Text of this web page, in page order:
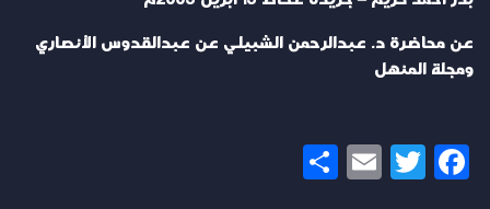
عن محاضرة د. عبدالرحمن الشبيلي عن عبدالقدوس الأنصاري
ومجلة المنهل
Facebook
Twitter
Email